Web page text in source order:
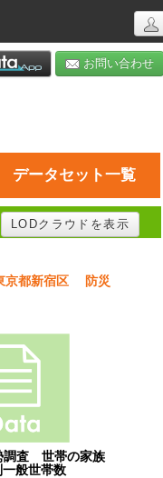
お問い合わせ
データセット一覧
LODクラウドを表示
京都新宿区
防災
調査 世帯の家族
般世帯数